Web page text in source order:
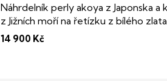
Náhrdelník perly akoya z Japonska a
z Jižních moří na řetízku z bílého zlata
Dárková krabička i certifikát o pravosti
14 900 Kč